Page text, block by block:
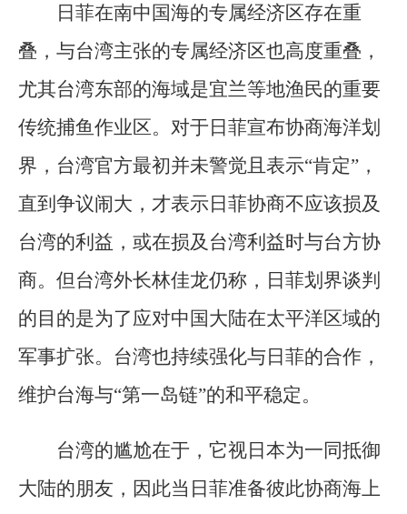
日菲在南中国海的专属经济区存在重
叠，与台湾主张的专属经济区也高度重叠，
尤其台湾东部的海域是宜兰等地渔民的重要
传统捕鱼作业区。对于日菲宣布协商海洋划
界，台湾官方最初并未警觉且表示“肯定”，
直到争议闹大，才表示日菲协商不应该损及
台湾的利益，或在损及台湾利益时与台方协
商。但台湾外长林佳龙仍称，日菲划界谈判
的目的是为了应对中国大陆在太平洋区域的
军事扩张。台湾也持续强化与日菲的合作，
维护台海与“第一岛链”的和平稳定。
台湾的尴尬在于，它视日本为一同抵御
大陆的朋友，因此当日菲准备彼此协商海上